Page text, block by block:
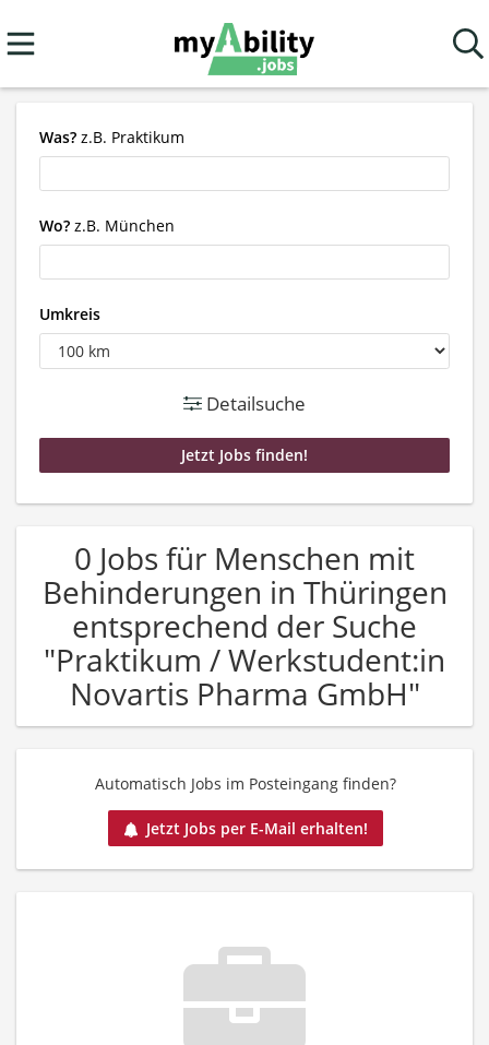
Was? z.B. Praktikum
Wo? z.B. München
Umkreis
Detailsuche
0 Jobs für Menschen mit
Behinderungen in Thüringen
entsprechend der Suche
"Praktikum / Werkstudent:in
Novartis Pharma GmbH"
Automatisch Jobs im Posteingang finden?
Jetzt Jobs per E-Mail erhalten!